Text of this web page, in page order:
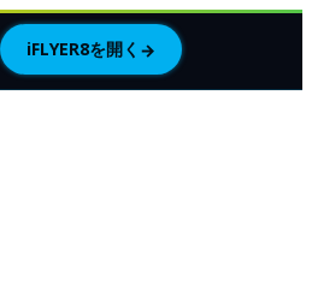
iFLYER8を開く →